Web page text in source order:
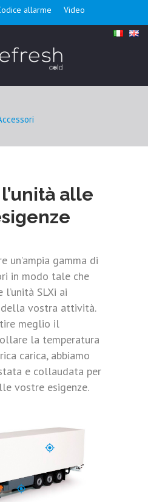
allarme Video
alle
un’ampia gamma di
in modo tale che
SLXi ai
vostra attività.
meglio il
la temperatura
carica, abbiamo
e collaudata per
vostre esigenze.
(DAC, Discharge Air Control)
precisione (PTC, Precision